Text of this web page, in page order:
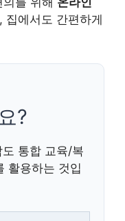
집에서도 간편하게
?
통합 교육/복
활용하는 것입